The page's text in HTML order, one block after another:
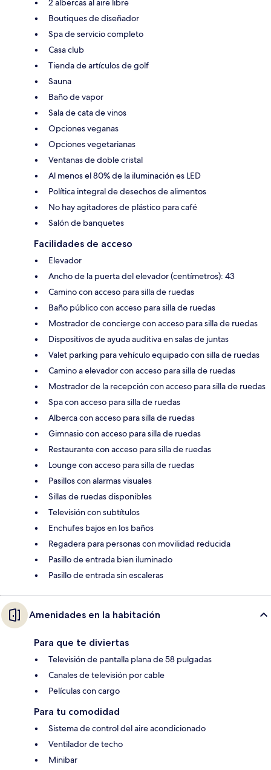
2 albercas al aire libre
Boutiques de diseñador
Spa de servicio completo
Casa club
Tienda de artículos de golf
Sauna
Baño de vapor
Sala de cata de vinos
Opciones veganas
Opciones vegetarianas
Ventanas de doble cristal
Al menos el 80% de la iluminación es LED
Política integral de desechos de alimentos
No hay agitadores de plástico para café
Salón de banquetes
Facilidades de acceso
Elevador
Ancho de la puerta del elevador (centímetros): 43
Camino con acceso para silla de ruedas
Baño público con acceso para silla de ruedas
Mostrador de concierge con acceso para silla de ruedas
Dispositivos de ayuda auditiva en salas de juntas
Valet parking para vehículo equipado con silla de ruedas
Camino a elevador con acceso para silla de ruedas
Mostrador de la recepción con acceso para silla de ruedas
Spa con acceso para silla de ruedas
Alberca con acceso para silla de ruedas
Gimnasio con acceso para silla de ruedas
Restaurante con acceso para silla de ruedas
Lounge con acceso para silla de ruedas
Pasillos con alarmas visuales
Sillas de ruedas disponibles
Televisión con subtítulos
Enchufes bajos en los baños
Regadera para personas con movilidad reducida
Pasillo de entrada bien iluminado
Pasillo de entrada sin escaleras
Amenidades en la habitación
Para que te diviertas
Televisión de pantalla plana de 58 pulgadas
Canales de televisión por cable
Películas con cargo
Para tu comodidad
Sistema de control del aire acondicionado
Ventilador de techo
Minibar